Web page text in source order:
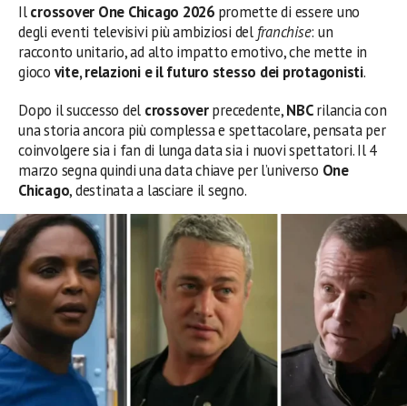
Ilcrossover One Chicago 2026promette di essere uno
degli eventi televisivi più ambiziosi del franchise: un
racconto unitario, ad alto impatto emotivo, che mette in
gioco vite, relazioni e il futuro stesso dei protagonisti.
Dopo il successo del crossoverprecedente,NBCrilancia con
una storia ancora più complessa e spettacolare, pensata per
coinvolgere sia i fan di lunga data sia i nuovi spettatori. Il 4
marzo segna quindi una data chiave per l’universo One
Chicago, destinata a lasciare il segno.